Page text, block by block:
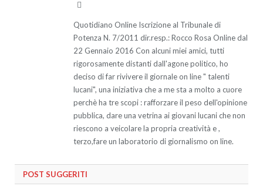
Quotidiano Online Iscrizione al Tribunale di
Potenza N. 7/2011 dir.resp.: Rocco Rosa Online dal
22 Gennaio 2016 Con alcuni miei amici, tutti
rigorosamente distanti dall'agone politico, ho
deciso di far rivivere il giornale on line " talenti
lucani", una iniziativa che a me sta a molto a cuore
perchè ha tre scopi : rafforzare il peso dell'opinione
pubblica, dare una vetrina ai giovani lucani che non
riescono a veicolare la propria creatività e ,
terzo,fare un laboratorio di giornalismo on line.
POST SUGGERITI